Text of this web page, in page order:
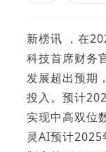
新榜讯 ，在
科技首席财务
发展超出预期
投入。预计
实现中高双位
灵AI预计